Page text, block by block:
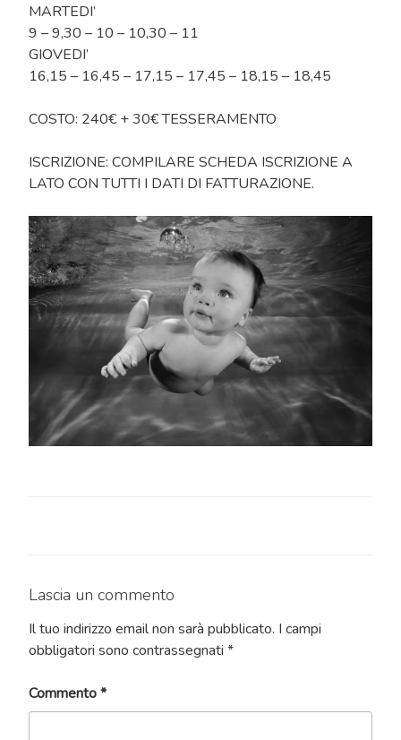
MARTEDI’
9 – 9,30 – 10 – 10,30 – 11
GIOVEDI’
16,15 – 16,45 – 17,15 – 17,45 – 18,15 – 18,45
COSTO: 240€ + 30€ TESSERAMENTO
ISCRIZIONE: COMPILARE SCHEDA ISCRIZIONE A
LATO CON TUTTI I DATI DI FATTURAZIONE.
Lascia un commento
Il tuo indirizzo email non sarà pubblicato. I campi
obbligatori sono contrassegnati *
Commento*